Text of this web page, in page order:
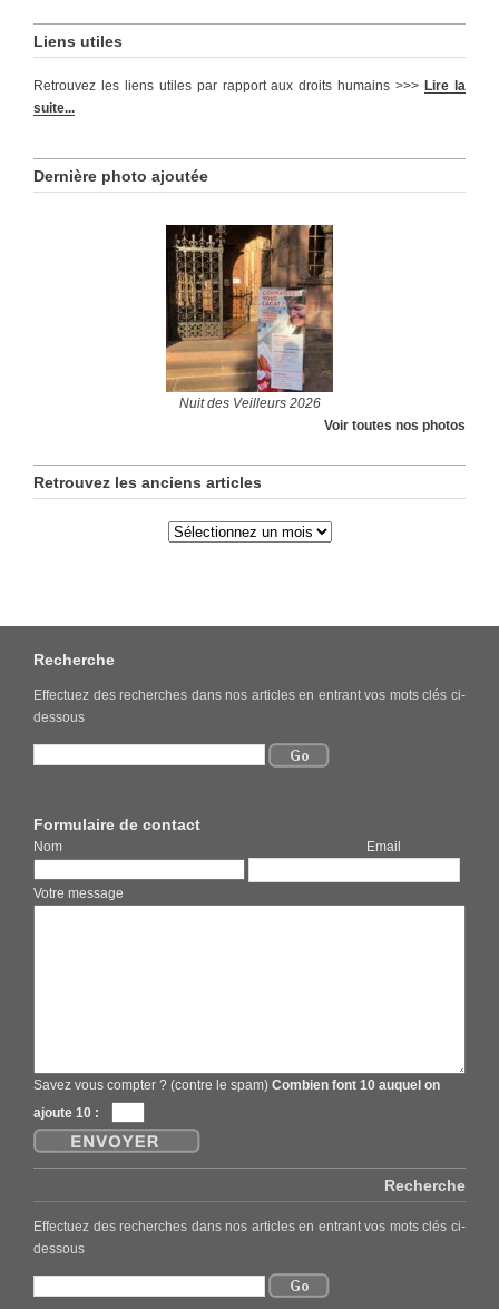
Liens utiles
Retrouvez les liens utiles par rapport aux droits humains >>>Lire la
suite...
Dernière photo ajoutée
Nuit des Veilleurs 2026
Voir toutes nos photos
Retrouvez les anciens articles
Recherche
Effectuez des recherches dans nos articles en entrant vos mots clés ci-
dessous
Formulaire de contact
Nom Email
Votre message
Savez vous compter ? (contre le spam) Combien font 10 auquel on
ajoute 10 :
Recherche
Effectuez des recherches dans nos articles en entrant vos mots clés ci-
dessous